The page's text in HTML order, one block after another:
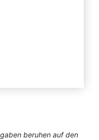
beruhen auf den